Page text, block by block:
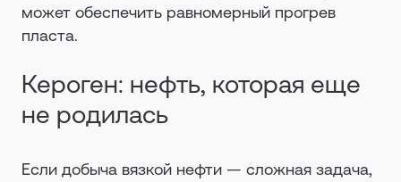
может обеспечить равномерный прогрев
пласта.
Кероген: нефть, которая еще
не родилась
Если добыча вязкой нефти — сложная задача,